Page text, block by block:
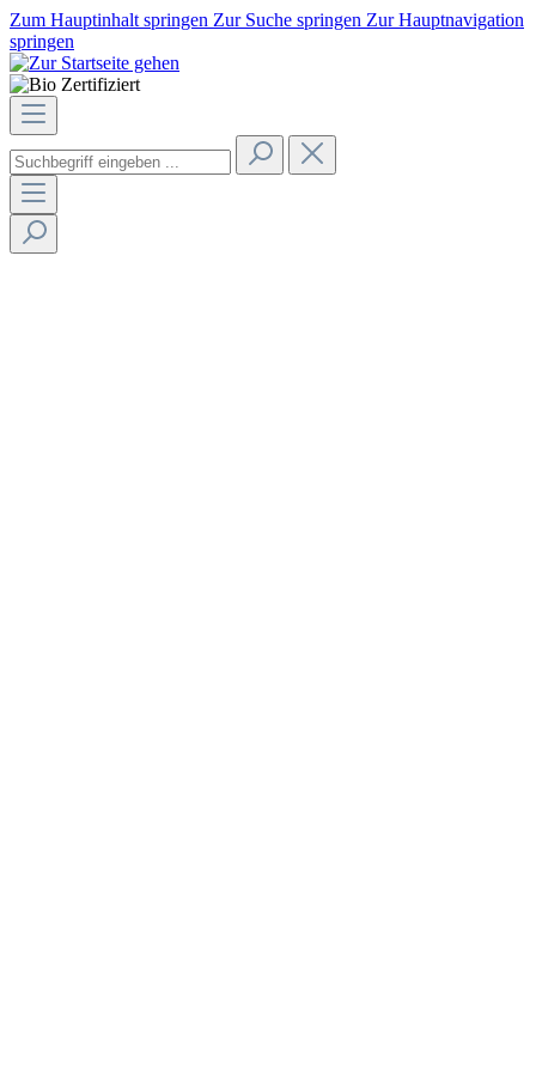
Zum Hauptinhalt springen Zur Suche springen Zur Hauptnavigation
springen